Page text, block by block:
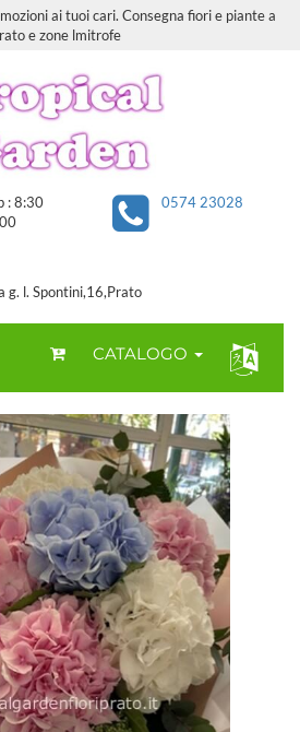
ai tuoi cari. Consegna fiori e piante a
e zone lmitrofe
: 8:30
0574 23028
g. l. Spontini,16,Prato
CATALOGO